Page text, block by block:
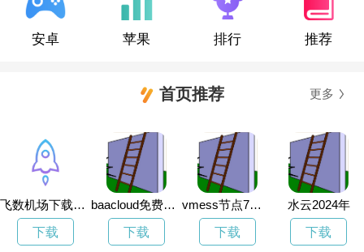
安卓 苹果 排行 推荐
首页推荐 更多
飞数机场下载地址
下载
baacloud免费试用
下载
vmess节点7天试用
下载
水云2024年
下载